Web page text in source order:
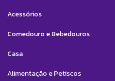
Acessórios
Comedouro e Bebedouros
Casa
Alimentação e Petiscos